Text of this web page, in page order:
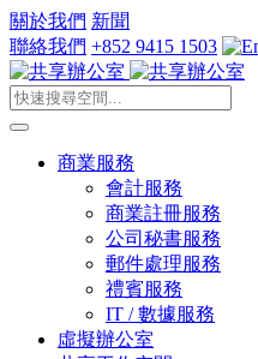
關於我們 新聞
聯絡我們 +852 9415 1503
商業服務
會計服務
商業註冊服務
公司秘書服務
郵件處理服務
禮賓服務
IT / 數據服務
虛擬辦公室